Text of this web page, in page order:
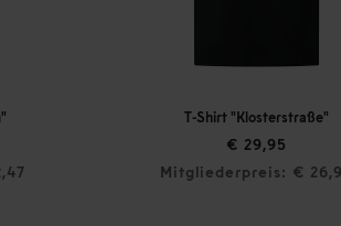
T-Shirt "Klosterstraße"
€ 29,95
Mitgliederpreis: € 26,96